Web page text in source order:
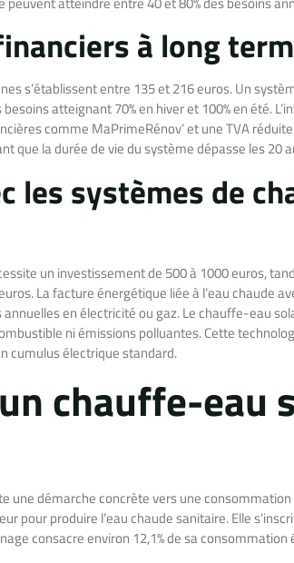
à long
s’établissent entre 135 et 216 euros. Un
atteignant 70% en hiver et 100% en été.
comme MaPrimeRénov’ et une TVA réduite
que la durée de vie du système dépasse les 20
les systèmes de
un investissement de 500 à 1000 euros,
La facture énergétique liée à l’eau chaude
en électricité ou gaz. Le chauffe-eau
ni émissions polluantes. Cette
cumulus électrique standard.
chauffe-eau
une démarche concrète vers une
pour produire l’eau chaude sanitaire. Elle
consacre environ 12,1% de sa consommation